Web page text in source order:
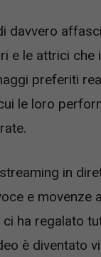
davvero
e le attrici che
preferiti
le loro
in
e movenze
ha regalato
è diventato